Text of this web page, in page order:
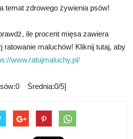
temat zdrowego żywienia psów!
ile procent mięsa zawiera
ratowanie maluchów! Kliknij tutaj, aby
www.ratujmaluchy.pl/
Średnia:0/5]